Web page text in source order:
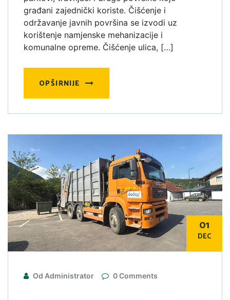
građani zajednički koriste. Čišćenje i
održavanje javnih površina se izvodi uz
korištenje namjenske mehanizacije i
komunalne opreme. Čišćenje ulica, […]
OPŠIRNIJE
01
DEC
Od Administrator 0 Comments